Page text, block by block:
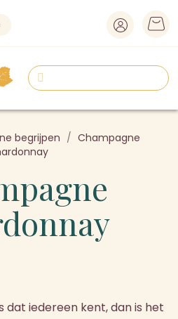
begrijpen
Champagne
dat iedereen kent, dan is het